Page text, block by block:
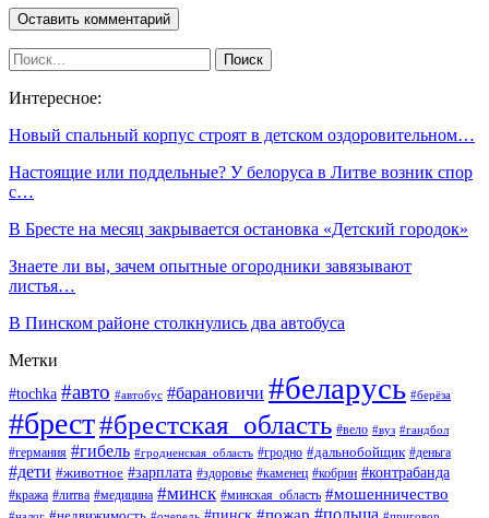
Интересное:
Новый спальный корпус строят в детском оздоровительном…
Настоящие или поддельные? У белоруса в Литве возник спор
с…
В Бресте на месяц закрывается остановка «Детский городок»
Знаете ли вы, зачем опытные огородники завязывают
листья…
В Пинском районе столкнулись два автобуса
Метки
#tochka #авто #автобус #барановичи #беларусь #берёза
#брест#брестская_область #вело #вуз #гандбол
#германия #гибель #гродненская_область #гродно #дальнобойщик #деньга
#дети #животное #зарплата #здоровье #каменец #кобрин #контрабанда
#кража #литва #медицина #минск #минская_область #мошенничество
#пожар #польша